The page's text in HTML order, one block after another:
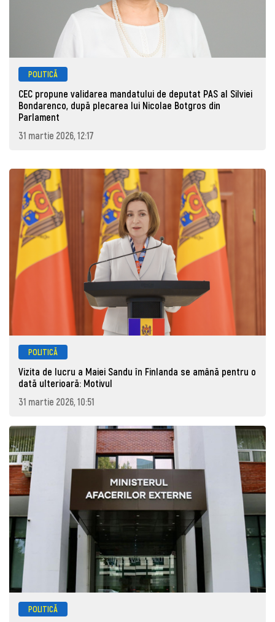
POLITICĂ
CEC propune validarea mandatului de deputat PAS al Silviei
Bondarenco, după plecarea lui Nicolae Botgros din
Parlament
31 martie 2026, 12:17
POLITICĂ
Vizita de lucru a Maiei Sandu în Finlanda se amână pentru o
dată ulterioară: Motivul
31 martie 2026, 10:51
POLITICĂ